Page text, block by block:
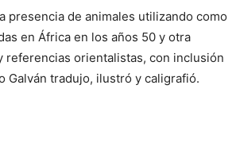
presencia de animales utilizando como
en África en los años 50 y otra
referencias orientalistas, con inclusión
Galván tradujo, ilustró y caligrafió.